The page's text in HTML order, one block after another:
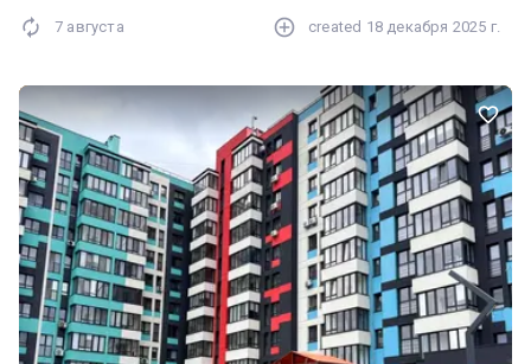
7 августа created 18 декабря 2025 г.